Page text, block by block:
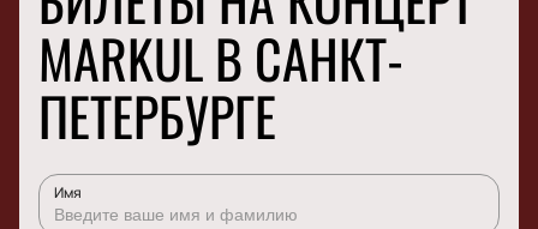
MARKUL В САНКТ-
ПЕТЕРБУРГЕ
Имя